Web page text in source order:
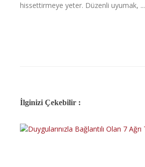
hissettirmeye yeter. Düzenli uyumak, ...
İlginizi Çekebilir :